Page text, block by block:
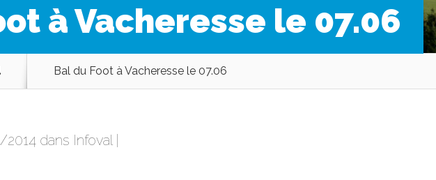
à Vacheresse le 07.06
Bal du Foot à Vacheresse le 07.06
2014 dans Infoval|